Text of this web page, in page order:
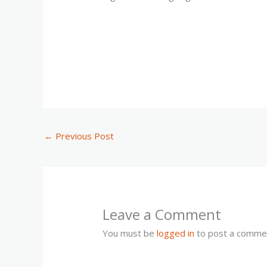
← Previous Post
Leave a Comment
You must belogged in to post a